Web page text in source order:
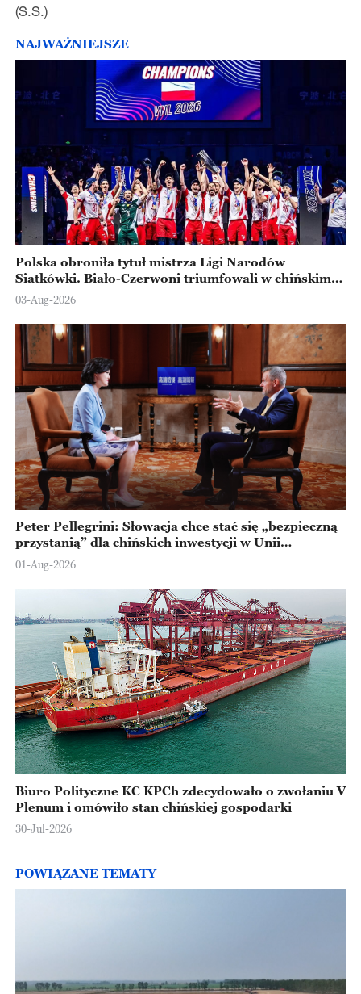
(S.S.)
NAJWAŻNIEJSZE
Polska obroniła tytuł mistrza Ligi Narodów
Siatkówki. Biało-Czerwoni triumfowali w chińskim
Ningbo
03-Aug-2026
Peter Pellegrini: Słowacja chce stać się „bezpieczną
przystanią” dla chińskich inwestycji w Unii
Europejskiej
01-Aug-2026
Biuro Polityczne KC KPCh zdecydowało o zwołaniu V
Plenum i omówiło stan chińskiej gospodarki
30-Jul-2026
POWIĄZANE TEMATY